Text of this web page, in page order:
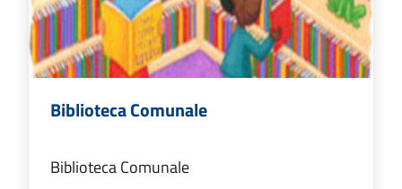
Biblioteca Comunale
Biblioteca Comunale